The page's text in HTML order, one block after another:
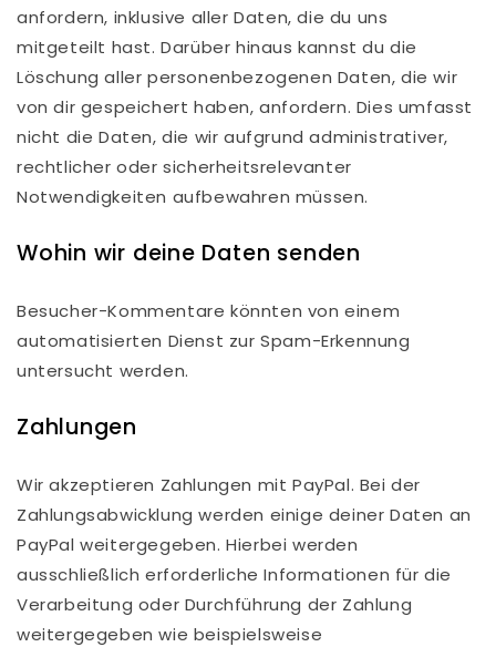
anfordern, inklusive aller Daten, die du uns
mitgeteilt hast. Darüber hinaus kannst du die
Löschung aller personenbezogenen Daten, die wir
von dir gespeichert haben, anfordern. Dies umfasst
nicht die Daten, die wir aufgrund administrativer,
rechtlicher oder sicherheitsrelevanter
Notwendigkeiten aufbewahren müssen.
Wohin wir deine Daten senden
Besucher-Kommentare könnten von einem
automatisierten Dienst zur Spam-Erkennung
untersucht werden.
Zahlungen
Wir akzeptieren Zahlungen mit PayPal. Bei der
Zahlungsabwicklung werden einige deiner Daten an
PayPal weitergegeben. Hierbei werden
ausschließlich erforderliche Informationen für die
Verarbeitung oder Durchführung der Zahlung
weitergegeben wie beispielsweise